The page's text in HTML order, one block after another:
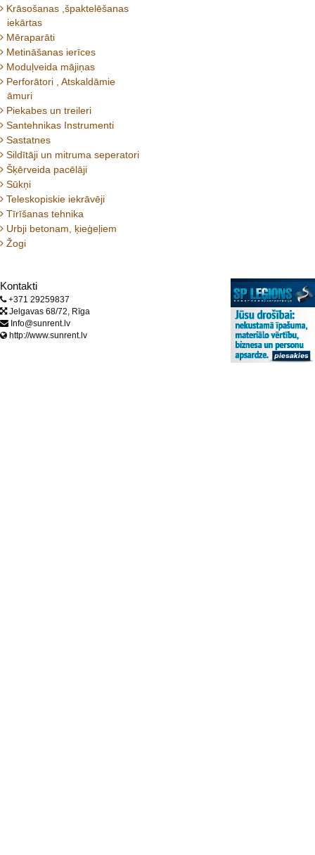
Krāsošanas ,špaktelēšanas
iekārtas
Mēraparāti
Metināšanas ierīces
Moduļveida mājiņas
Perforātori , Atskaldāmie
āmuri
Piekabes un treileri
Santehnikas Instrumenti
Sastatnes
Sildītāji un mitruma seperatori
Šķērveida pacēlāji
Sūkņi
Teleskopiskie iekrāvēji
Tīrīšanas tehnika
Urbji betonam, ķieģeļiem
Žogi
Kontakti
+371 29259837
Jelgavas 68/72, Rīga
Info@sunrent.lv
http://www.sunrent.lv